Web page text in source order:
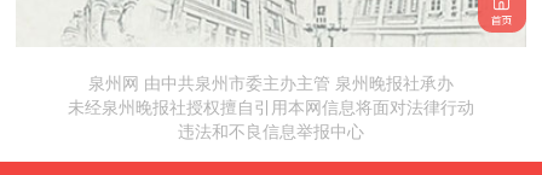
泉州网 由中共泉州市委主办主管 泉州晚报社承办
未经泉州晚报社授权擅自引用本网信息将面对法律行动
违法和不良信息举报中心